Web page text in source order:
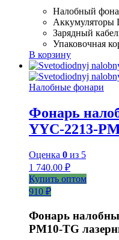
Налобный
Аккумуляторы
Зарядный
Упаковочная
В корзину
Налобные фонари
Фонарь
YYC-2213-
Оценка 0 из 5
1 740.00 ₽
Купить оптом
910 ₽
Фонарь
PM10-TG